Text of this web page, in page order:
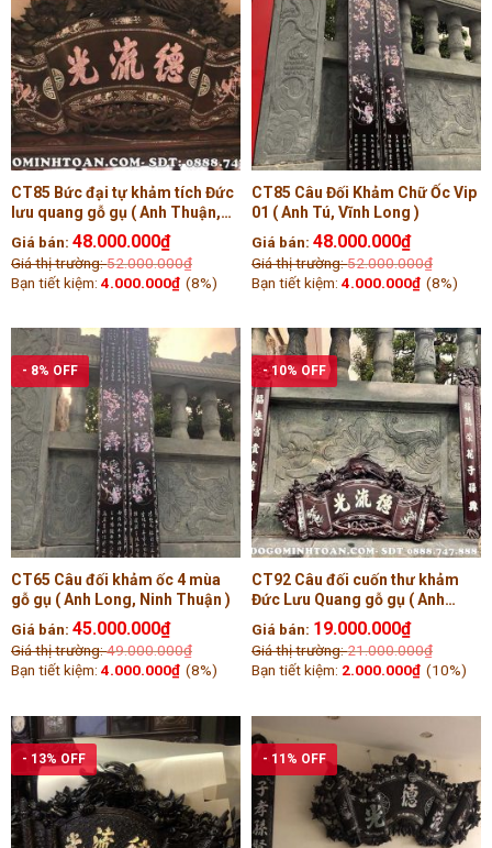
CT85 Bức đại tự khảm tích Đức
lưu quang gỗ gụ ( Anh Thuận,
Bắc Giang )
Giá bán: 48.000.000₫
Giá thị trường:52.000.000₫
Bạn tiết kiệm: 4.000.000₫ (8%)
CT85 Câu Đối Khảm Chữ Ốc Vip
01 ( Anh Tú, Vĩnh Long )
Giá bán: 48.000.000₫
Giá thị trường:52.000.000₫
Bạn tiết kiệm: 4.000.000₫ (8%)
- 8% OFF
CT65 Câu đối khảm ốc 4 mùa
gỗ gụ ( Anh Long, Ninh Thuận )
Giá bán: 45.000.000₫
Giá thị trường:49.000.000₫
Bạn tiết kiệm: 4.000.000₫ (8%)
- 10% OFF
CT92 Câu đối cuốn thư khảm
Đức Lưu Quang gỗ gụ ( Anh
Thắng, Bắc Ninh )
Giá bán: 19.000.000₫
Giá thị trường:21.000.000₫
Bạn tiết kiệm: 2.000.000₫ (10%)
- 13% OFF - 11% OFF